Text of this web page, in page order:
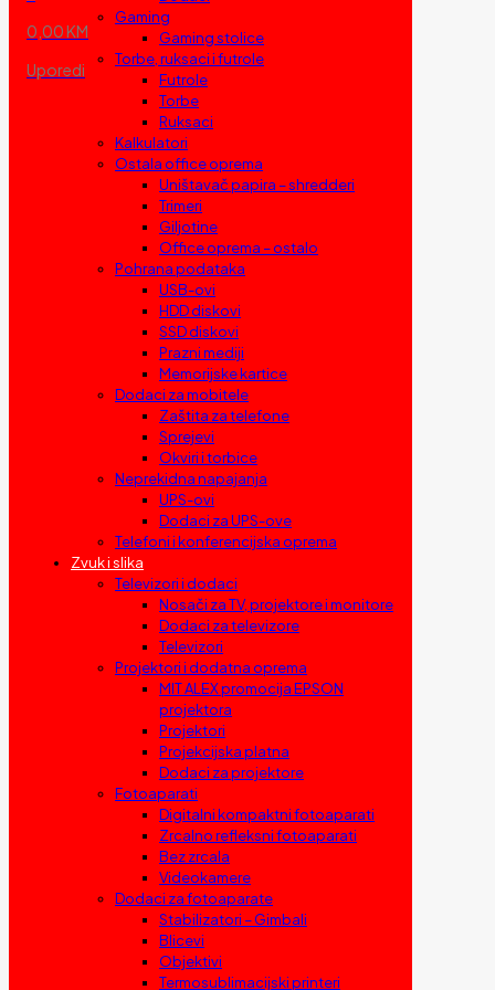
0,00 KM
Uporedi
Gaming
Gaming stolice
Torbe, ruksaci i futrole
Futrole
Torbe
Ruksaci
Kalkulatori
Ostala office oprema
Uništavač papira – shredderi
Trimeri
Giljotine
Office oprema – ostalo
Pohrana podataka
USB-ovi
HDD diskovi
SSD diskovi
Prazni mediji
Memorijske kartice
Dodaci za mobitele
Zaštita za telefone
Sprejevi
Okviri i torbice
Neprekidna napajanja
UPS-ovi
Dodaci za UPS-ove
Telefoni i konferencijska oprema
Zvuk i slika
Televizori i dodaci
Nosači za TV, projektore i monitore
Dodaci za televizore
Televizori
Projektori i dodatna oprema
MIT ALEX promocija EPSON
projektora
Projektori
Projekcijska platna
Dodaci za projektore
Fotoaparati
Digitalni kompaktni fotoaparati
Zrcalno refleksni fotoaparati
Bez zrcala
Videokamere
Dodaci za fotoaparate
Stabilizatori – Gimbali
Blicevi
Objektivi
Termosublimacijski printeri